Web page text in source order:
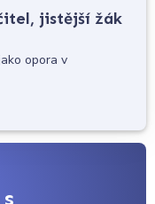
jistější žák
opora v